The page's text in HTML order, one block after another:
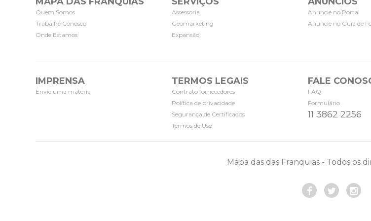
Quem Somos
Trabalhe Conosco
Onde Estamos
Assessoria
Geomarketing
Expansão
Anuncie no Portal
Anuncie no Guia de
IMPRENSA
Envie uma matéria
TERMOS LEGAIS
Contrato fornecedores
Política de privacidade
Segurança de Certificados
Termos de Uso
FALE
FAQ
Formulário
11 3862 2256
Mapa das das Franquias - Todos os